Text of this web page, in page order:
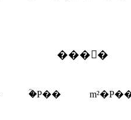
���񕨌�
�ؒP��